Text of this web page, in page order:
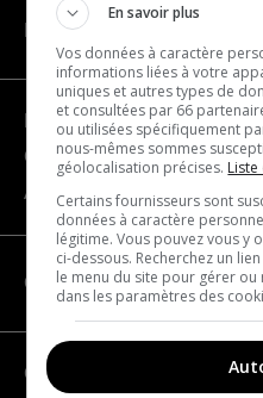
NAVIGATION
Become a partner
Contact us
About us
CATEGORIES
Geography
En savoir plus
Vos données à caractère
informations liées à votre
uniques et autres types de
et consultées par 66
ou utilisées spécifiquement
nous-mêmes sommes
géolocalisation précises.
Certains fournisseurs sont
données à caractère
légitime. Vous pouvez vous y
ci-dessous. Recherchez un
le menu du site pour gérer
dans les paramètres des